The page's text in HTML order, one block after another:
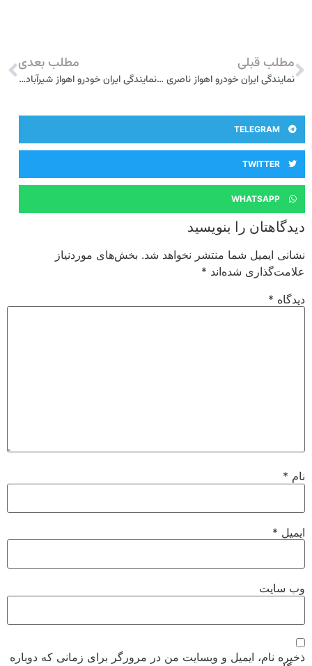
مطلب قبلی
نمایندگی ایران خودرو اهواز ناصری 2426
مطلب بعدی
نمایندگی ایران خودرو اهواز شیرآبادی 2430
TELEGRAM
TWITTER
WHATSAPP
دیدگاهتان را بنویسید
نشانی ایمیل شما منتشر نخواهد شد. بخش‌های موردنیاز
علامت‌گذاری شده‌اند*
دیدگاه*
نام*
ایمیل*
وب‌ سایت
ذخیره نام، ایمیل و وبسایت من در مرورگر برای زمانی که دوباره